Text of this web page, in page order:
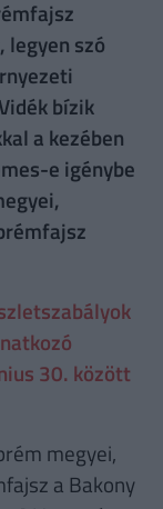
szó
bízik
a kezében
e igénybe
30. között
megyei,
a Bakony